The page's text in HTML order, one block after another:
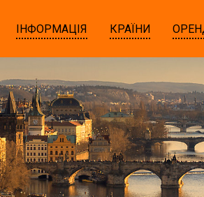
ІНФОРМАЦІЯ КРАЇНИ